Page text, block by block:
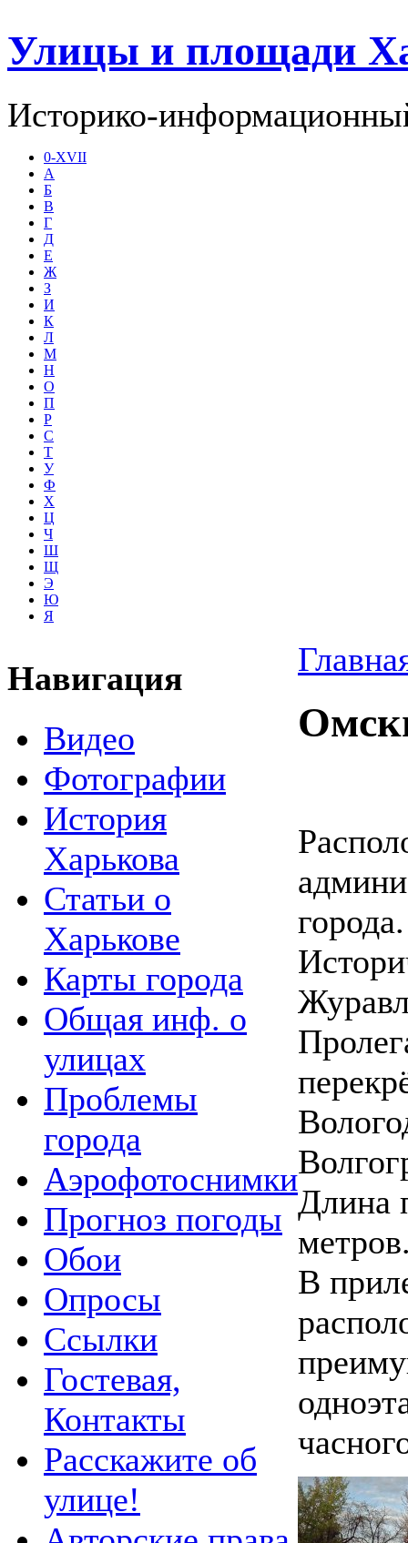
Улицы и площади
Историко-
0-XVII
А
Б
В
Г
Д
Е
Ж
З
И
К
Л
М
Н
О
П
Р
С
Т
У
Ф
Х
Ц
Ч
Ш
Щ
Э
Ю
Я
Навигация
Видео
Фотографии
История
Харькова
Статьи о
Харькове
Карты города
Общая инф. о
улицах
Проблемы
города
Аэрофотоснимки
Прогноз погоды
Обои
Опросы
Ссылки
Гостевая,
Контакты
Расскажите об
улице!
города.
Длина
В